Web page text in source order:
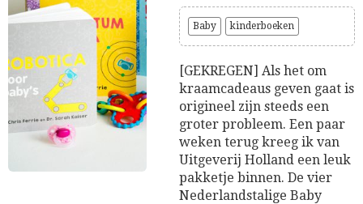
Baby kinderboeken
[GEKREGEN] Als het om
kraamcadeaus geven gaat is
origineel zijn steeds een
groter probleem. Een paar
weken terug kreeg ik van
Uitgeverij Holland een leuk
pakketje binnen. De vier
Nederlandstalige Baby